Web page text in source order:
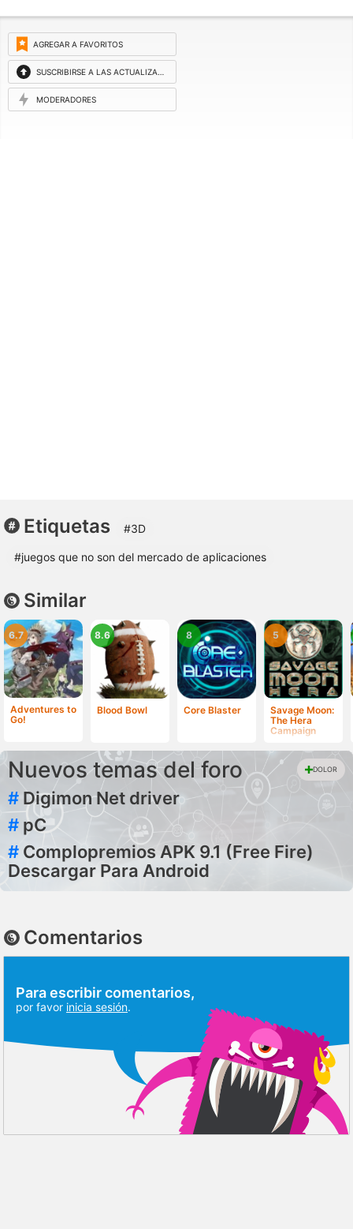
AGREGAR A FAVORITOS
SUSCRIBIRSE A LAS ACTUALIZACIONES
MODERADORES
Etiquetas #3D
#juegos que no son del mercado de aplicaciones
Similar
Adventures to
Go!
6.7
Blood Bowl
8.6
Core Blaster
8
Savage Moon:
The Hera
Campaign
5
Nuevos temas del foro DOLOR
# Digimon Net driver
# pC
# Complopremios APK 9.1 (Free Fire)
Descargar Para Android
Comentarios
Para escribir comentarios,
por favor inicia sesión.